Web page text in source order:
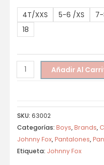
4T/XXS 5-6 /XS
18
Añadir Al
SKU: 63002
Categorías: Boys,Brands,
Johnny Fox,Pantalones,
Etiqueta: Johnny Fox